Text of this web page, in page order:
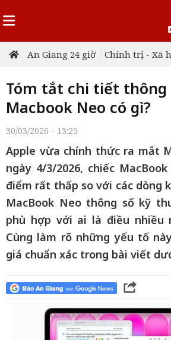
An Giang 24 giờ Chính trị - Xã
Tóm tắt chi tiết
Macbook Neo có gì?
30/03/2026 - 13:25
Apple vừa chính thức ra mắt
ngày 4/3/2026, chiếc
điểm rất thấp so với các dòng
MacBook Neo thông số kỹ
phù hợp với ai là điều nhiều
Cùng làm rõ những yếu tố
giá chuẩn xác trong bài viết